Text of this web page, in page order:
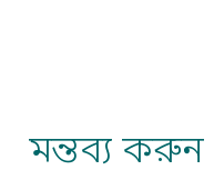
মন্তব্য করুন